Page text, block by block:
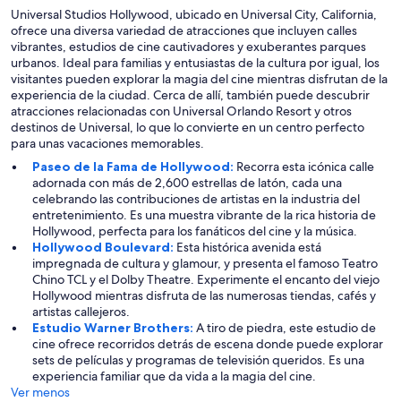
Universal Studios Hollywood, ubicado en Universal City, California,
ofrece una diversa variedad de atracciones que incluyen calles
vibrantes, estudios de cine cautivadores y exuberantes parques
urbanos. Ideal para familias y entusiastas de la cultura por igual, los
visitantes pueden explorar la magia del cine mientras disfrutan de la
experiencia de la ciudad. Cerca de allí, también puede descubrir
atracciones relacionadas con Universal Orlando Resort y otros
destinos de Universal, lo que lo convierte en un centro perfecto
para unas vacaciones memorables.
Paseo de la Fama de Hollywood: Recorra esta icónica calle
adornada con más de 2,600 estrellas de latón, cada una
celebrando las contribuciones de artistas en la industria del
entretenimiento. Es una muestra vibrante de la rica historia de
Hollywood, perfecta para los fanáticos del cine y la música.
Hollywood Boulevard: Esta histórica avenida está
impregnada de cultura y glamour, y presenta el famoso Teatro
Chino TCL y el Dolby Theatre. Experimente el encanto del viejo
Hollywood mientras disfruta de las numerosas tiendas, cafés y
artistas callejeros.
Estudio Warner Brothers: A tiro de piedra, este estudio de
cine ofrece recorridos detrás de escena donde puede explorar
sets de películas y programas de televisión queridos. Es una
experiencia familiar que da vida a la magia del cine.
Ver menos